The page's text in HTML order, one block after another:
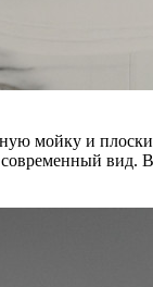
мойку и